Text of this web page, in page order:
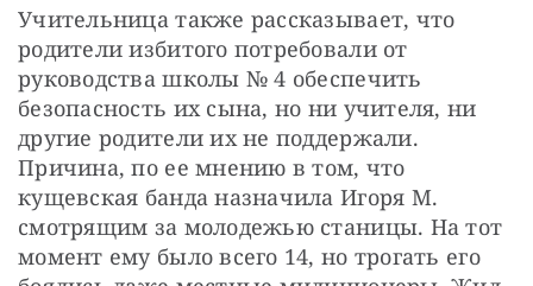
Учительница также рассказывает, что
родители избитого потребовали от
руководства школы № 4 обеспечить
безопасность их сына, но ни учителя, ни
другие родители их не поддержали.
Причина, по ее мнению в том, что
кущевская банда назначила Игоря М.
смотрящим за молодежью станицы. На тот
момент ему было всего 14, но трогать его